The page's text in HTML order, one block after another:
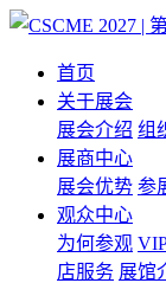
首页
关于展会
展会介绍 组
展商中心
展会优势 参
观众中心
为何参观
店服务 展馆